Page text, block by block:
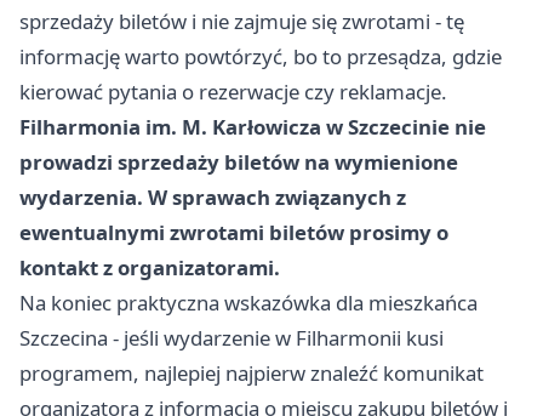
sprzedaży biletów i nie zajmuje się zwrotami - tę
informację warto powtórzyć, bo to przesądza, gdzie
kierować pytania o rezerwacje czy reklamacje.
Filharmonia im. M. Karłowicza w Szczecinie nie
prowadzi sprzedaży biletów na wymienione
wydarzenia. W sprawach związanych z
ewentualnymi zwrotami biletów prosimy o
kontakt z organizatorami.
Na koniec praktyczna wskazówka dla mieszkańca
Szczecina - jeśli wydarzenie w Filharmonii kusi
programem, najlepiej najpierw znaleźć komunikat
organizatora z informacją o miejscu zakupu biletów i